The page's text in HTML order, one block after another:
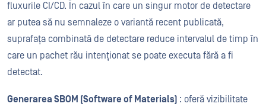
fluxurile CI/CD. În cazul în care un singur motor de detectare
ar putea să nu semnaleze o variantă recent publicată,
suprafața combinată de detectare reduce intervalul de timp în
care un pachet rău intenționat se poate executa fără a fi
detectat.
Generarea SBOM (Software of Materials) : oferă vizibilitate